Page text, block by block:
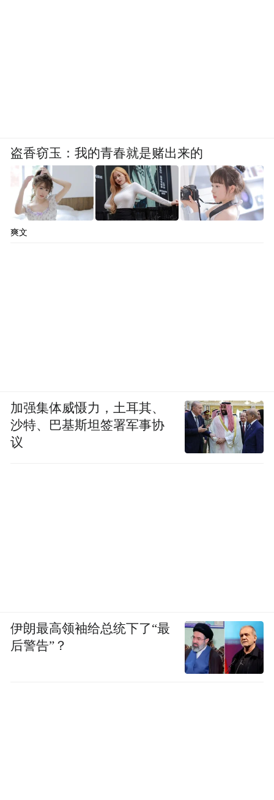
盗香窃玉：我的青春就是赌出来的
爽文
加强集体威慑力，土耳其、
沙特、巴基斯坦签署军事协
议
伊朗最高领袖给总统下了“最
后警告”？